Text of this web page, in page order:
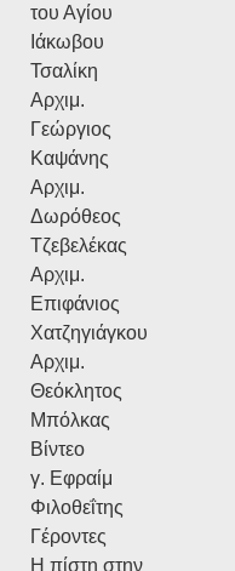
του Αγίου
Ιάκωβου
Τσαλίκη
Αρχιμ.
Γεώργιος
Καψάνης
Αρχιμ.
Δωρόθεος
Τζεβελέκας
Αρχιμ.
Επιφάνιος
Χατζηγιάγκου
Αρχιμ.
Θεόκλητος
Μπόλκας
Βίντεο
γ. Εφραίμ
Φιλοθεΐτης
Γέροντες
Η πίστη στην